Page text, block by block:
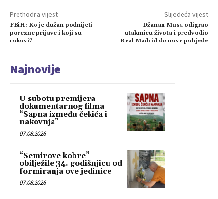
Prethodna vijest
FBiH: Ko je dužan podnijeti
porezne prijave i koji su
rokovi?
Slijedeća vijest
Džanan Musa odigrao
utakmicu života i predvodio
Real Madrid do nove pobjede
Najnovije
U subotu premijera
dokumentarnog filma
“Sapna između čekića i
nakovnja”
07.08.2026
“Semirove kobre”
obilježile 34. godišnjicu od
formiranja ove jedinice
07.08.2026